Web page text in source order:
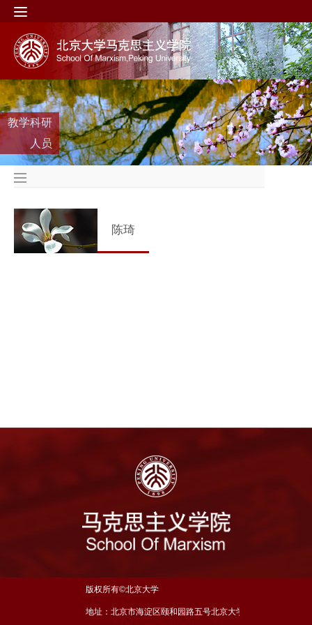
教学科研
人员
陈琦
版权所有©北京大学
地址：北京市海淀区颐和园路五号北京大学理科五号楼三层